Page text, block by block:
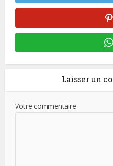
Laisser un
Votre commentaire